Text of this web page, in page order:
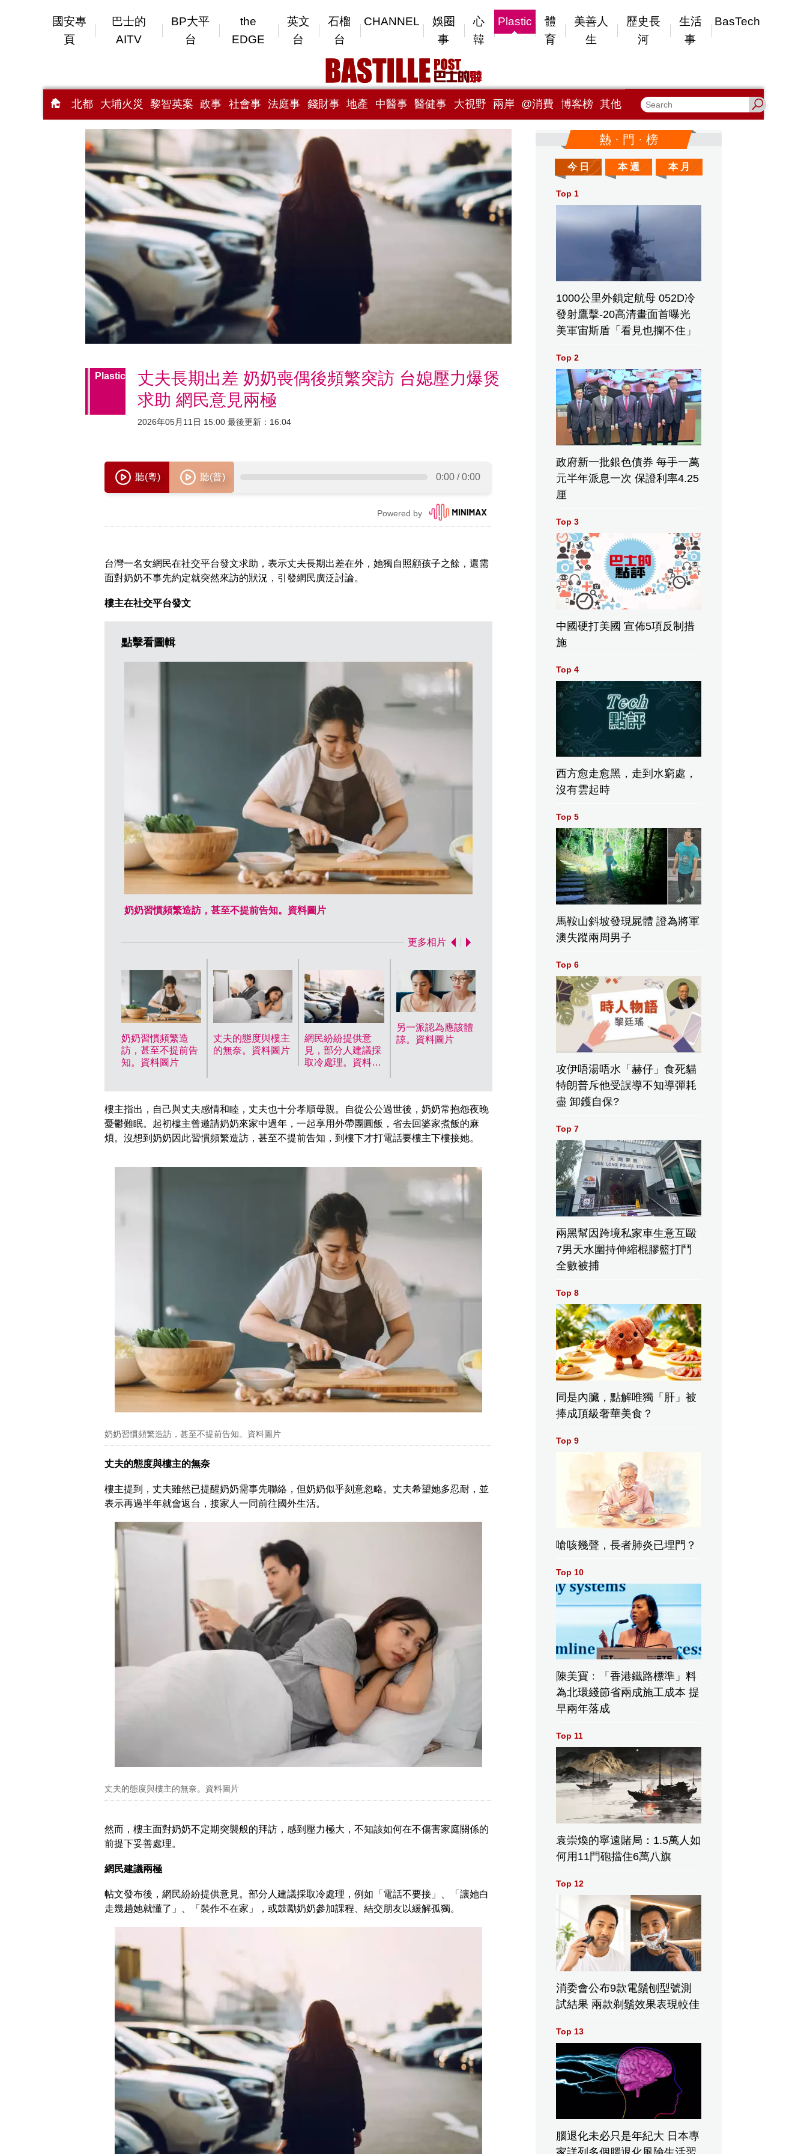
國安專
頁
巴士的
AITV
BP大平
台
the
EDGE
英文
台
石榴
台
CHANNEL
娛圈
事
心
韓
Plastic
體
育
美善人
生
歷史長
河
生活
事
BasTech
北都 大埔火災 黎智英案 政事 社會事 法庭事 錢財事 地產 中醫事 醫健事 大視野 兩岸 @消費 博客榜 其他
Plastic
丈夫長期出差 奶奶喪偶後頻繁突訪 台媳壓力爆煲
求助 網民意見兩極
2026年05月11日 15:00 最後更新：16:04
台灣一名女網民在社交平台發文求助，表示丈夫長期出差在外，她獨自照顧孩子之餘，還需
面對奶奶不事先約定就突然來訪的狀況，引發網民廣泛討論。
樓主在社交平台發文
點擊看圖輯
奶奶習慣頻繁造訪，甚至不提前告知。資料圖片
更多相片
奶奶習慣頻繁造
訪，甚至不提前告
知。資料圖片
丈夫的態度與樓主
的無奈。資料圖片
網民紛紛提供意
見，部分人建議採
取冷處理。資料圖
另一派認為應該體
諒。資料圖片
樓主指出，自己與丈夫感情和睦，丈夫也十分孝順母親。自從公公過世後，奶奶常抱怨夜晚
憂鬱難眠。起初樓主曾邀請奶奶來家中過年，一起享用外帶團圓飯，省去回婆家煮飯的麻
煩。沒想到奶奶因此習慣頻繁造訪，甚至不提前告知，到樓下才打電話要樓主下樓接她。
奶奶習慣頻繁造訪，甚至不提前告知。資料圖片
丈夫的態度與樓主的無奈
樓主提到，丈夫雖然已提醒奶奶需事先聯絡，但奶奶似乎刻意忽略。丈夫希望她多忍耐，並
表示再過半年就會返台，接家人一同前往國外生活。
丈夫的態度與樓主的無奈。資料圖片
然而，樓主面對奶奶不定期突襲般的拜訪，感到壓力極大，不知該如何在不傷害家庭關係的
前提下妥善處理。
網民建議兩極
帖文發布後，網民紛紛提供意見。部分人建議採取冷處理，例如「電話不要接」、「讓她白
走幾趟她就懂了」、「裝作不在家」，或鼓勵奶奶參加課程、結交朋友以緩解孤獨。
熱 · 門 · 榜
今 日 本 週 本 月
Top 1
1000公里外鎖定航母 052D冷
發射鷹擊-20高清畫面首曝光
美軍宙斯盾「看見也攔不住」
Top 2
政府新一批銀色債券 每手一萬
元半年派息一次 保證利率4.25
厘
Top 3
中國硬打美國 宣佈5項反制措
施
Top 4
西方愈走愈黑，走到水窮處，
沒有雲起時
Top 5
馬鞍山斜坡發現屍體 證為將軍
澳失蹤兩周男子
Top 6
攻伊唔湯唔水「赫仔」食死貓
特朗普斥他受誤導不知導彈耗
盡 卸鑊自保?
Top 7
兩黑幫因跨境私家車生意互毆
7男天水圍持伸縮棍膠籃打鬥
全數被捕
Top 8
同是內臟，點解唯獨「肝」被
捧成頂級奢華美食？
Top 9
嗆咳幾聲，長者肺炎已埋門？
Top 10
陳美寶﹕「香港鐵路標準」料
為北環綫節省兩成施工成本 提
早兩年落成
Top 11
袁崇煥的寧遠賭局：1.5萬人如
何用11門砲擋住6萬八旗
Top 12
消委會公布9款電鬚刨型號測
試結果 兩款剃鬚效果表現較佳
Top 13
腦退化未必只是年紀大 日本專